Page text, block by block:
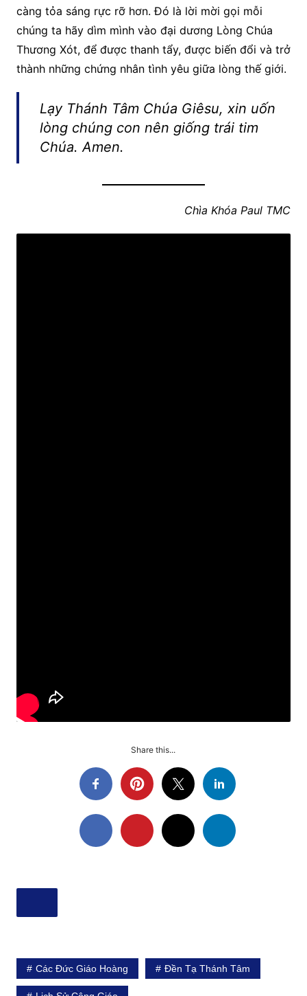
càng tỏa sáng rực rỡ hơn. Đó là lời mời gọi mỗi
chúng ta hãy dìm mình vào đại dương Lòng Chúa
Thương Xót, để được thanh tẩy, được biến đổi và trở
thành những chứng nhân tình yêu giữa lòng thế giới.
Lạy Thánh Tâm Chúa Giêsu, xin uốn
lòng chúng con nên giống trái tim
Chúa. Amen.
Chìa Khóa Paul TMC
Share this...
Các Đức Giáo Hoàng Đền Tạ Thánh Tâm